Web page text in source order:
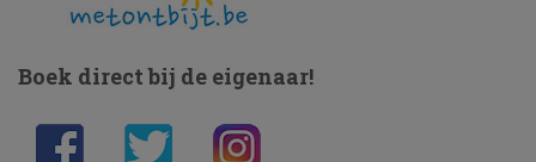
Boek direct bij de eigenaar!